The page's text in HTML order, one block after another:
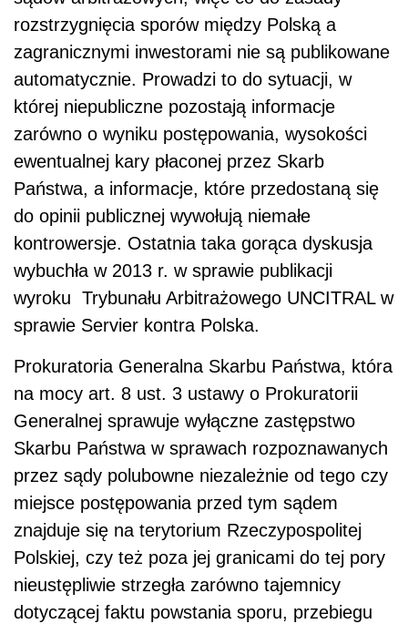
rozstrzygnięcia sporów między Polską a
zagranicznymi inwestorami nie są publikowane
automatycznie. Prowadzi to do sytuacji, w
której niepubliczne pozostają informacje
zarówno o wyniku postępowania, wysokości
ewentualnej kary płaconej przez Skarb
Państwa, a informacje, które przedostaną się
do opinii publicznej wywołują niemałe
kontrowersje. Ostatnia taka gorąca dyskusja
wybuchła w 2013 r. w sprawie publikacji
wyroku Trybunału Arbitrażowego UNCITRAL w
sprawie Servier kontra Polska.
Prokuratoria Generalna Skarbu Państwa, która
na mocy art. 8 ust. 3 ustawy o Prokuratorii
Generalnej sprawuje wyłączne zastępstwo
Skarbu Państwa w sprawach rozpoznawanych
przez sądy polubowne niezależnie od tego czy
miejsce postępowania przed tym sądem
znajduje się na terytorium Rzeczypospolitej
Polskiej, czy też poza jej granicami do tej pory
nieustępliwie strzegła zarówno tajemnicy
dotyczącej faktu powstania sporu, przebiegu